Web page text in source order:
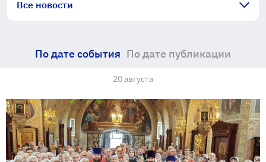
Все новости
По дате события По дате публикации
20 августа